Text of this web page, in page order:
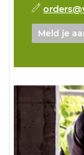
Meld je